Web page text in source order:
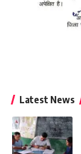
Latest News